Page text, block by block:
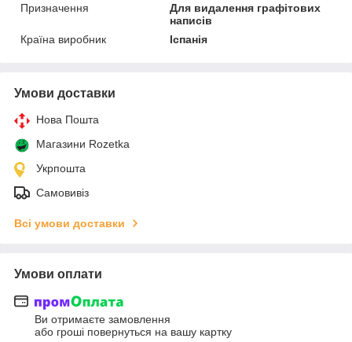
Призначення
Для видалення графітових
написів
Країна виробник
Іспанія
Умови доставки
Нова Пошта
Магазини Rozetka
Укрпошта
Самовивіз
Всі умови доставки
Умови оплати
Ви отримаєте замовлення
або гроші повернуться на вашу картку